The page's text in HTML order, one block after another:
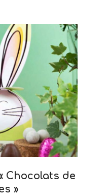
Chocolats de
»